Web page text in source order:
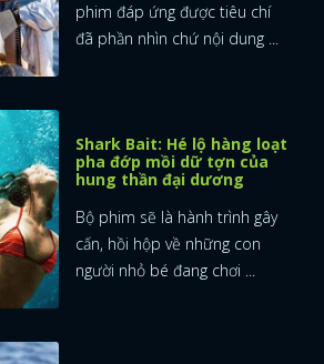
phim đáp ứng được tiêu chí
đã phần nhìn chứ nội dung ...
Shark Bait: Hé lộ hàng loạt
pha đớp mồi dữ tợn của
hung thần đại dương
Bộ phim sẽ là hành trình gây
cấn, hồi hộp về những con
người nhỏ bé đang chơi ...